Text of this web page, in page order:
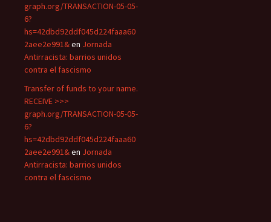
graph.org/TRANSACTION-05-05-
6?
hs=42dbd92ddf045d224faaa60
2aee2e991&en Jornada
Antirracista: barrios unidos
contra el fascismo
Transfer of funds to your name.
RECEIVE >>>
graph.org/TRANSACTION-05-05-
6?
hs=42dbd92ddf045d224faaa60
2aee2e991&en Jornada
Antirracista: barrios unidos
contra el fascismo